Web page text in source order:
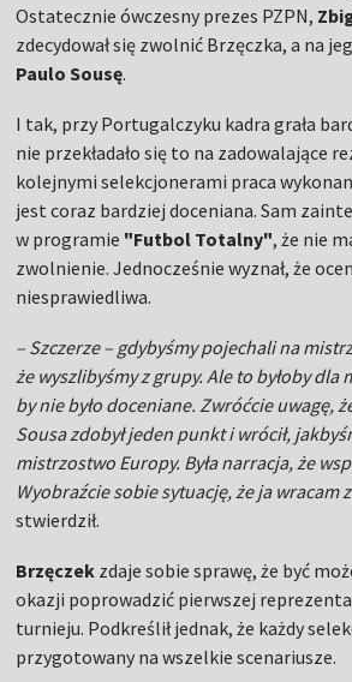
Ostatecznie ówczesny prezes PZPN,
zdecydował się zwolnić Brzęczka, a na
Paulo Sousę.
I tak, przy Portugalczyku kadra grała
nie przekładało się to na zadowalające
kolejnymi selekcjonerami praca
jest coraz bardziej doceniana. Sam
w programie "Futbol Totalny", że nie
zwolnienie. Jednocześnie wyznał, że
niesprawiedliwa.
– Szczerze – gdybyśmy pojechali na
że wyszlibyśmy z grupy. Ale to byłoby dla
by nie było doceniane. Zwróćcie uwagę,
Sousa zdobył jeden punkt i wrócił,
mistrzostwo Europy. Była narracja, że
Wyobraźcie sobie sytuację, że ja wracam
stwierdził.
Brzęczek zdaje sobie sprawę, że być
okazji poprowadzić pierwszej
turnieju. Podkreślił jednak, że każdy
przygotowany na wszelkie scenariusze.